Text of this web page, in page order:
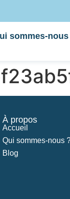
sommes-nous
À propos
Accueil
Qui sommes-nous
Blog